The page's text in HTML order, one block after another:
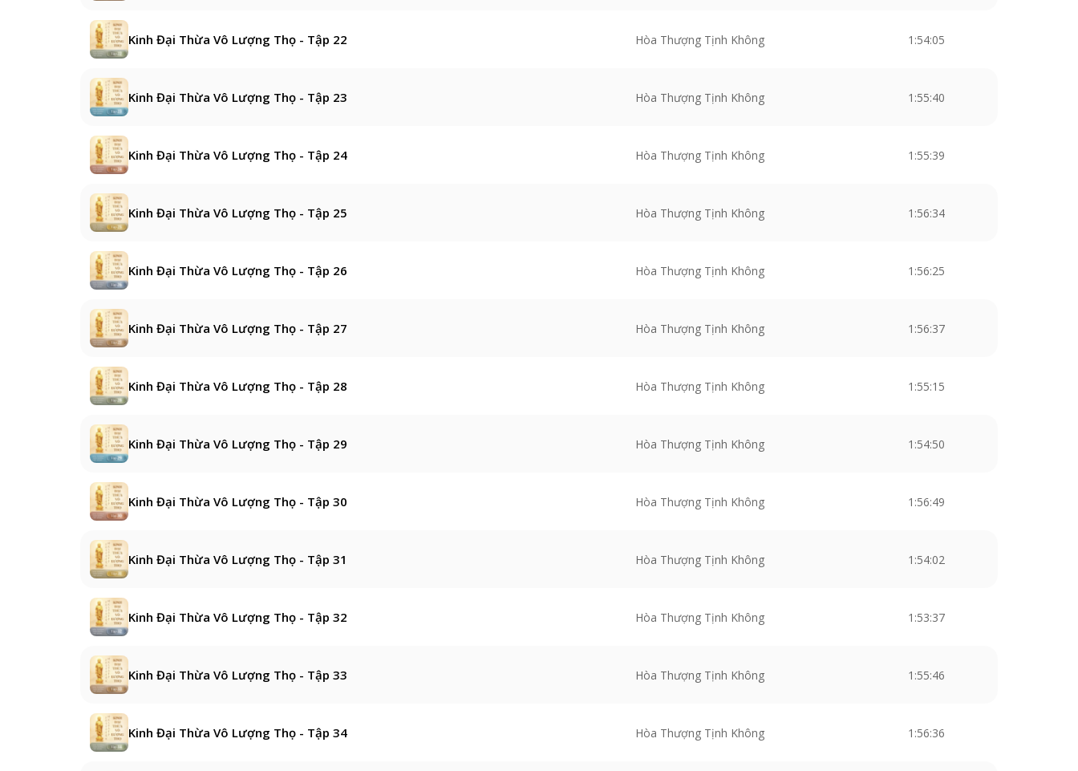
Kinh Đại Thừa Vô Lượng Thọ - Tập 22 Hòa Thượng Tịnh Không 1:54:05
Kinh Đại Thừa Vô Lượng Thọ - Tập 23 Hòa Thượng Tịnh Không 1:55:40
Kinh Đại Thừa Vô Lượng Thọ - Tập 24 Hòa Thượng Tịnh Không 1:55:39
Kinh Đại Thừa Vô Lượng Thọ - Tập 25 Hòa Thượng Tịnh Không 1:56:34
Kinh Đại Thừa Vô Lượng Thọ - Tập 26 Hòa Thượng Tịnh Không 1:56:25
Kinh Đại Thừa Vô Lượng Thọ - Tập 27 Hòa Thượng Tịnh Không 1:56:37
Kinh Đại Thừa Vô Lượng Thọ - Tập 28 Hòa Thượng Tịnh Không 1:55:15
Kinh Đại Thừa Vô Lượng Thọ - Tập 29 Hòa Thượng Tịnh Không 1:54:50
Kinh Đại Thừa Vô Lượng Thọ - Tập 30 Hòa Thượng Tịnh Không 1:56:49
Kinh Đại Thừa Vô Lượng Thọ - Tập 31 Hòa Thượng Tịnh Không 1:54:02
Kinh Đại Thừa Vô Lượng Thọ - Tập 32 Hòa Thượng Tịnh Không 1:53:37
Kinh Đại Thừa Vô Lượng Thọ - Tập 33 Hòa Thượng Tịnh Không 1:55:46
Kinh Đại Thừa Vô Lượng Thọ - Tập 34 Hòa Thượng Tịnh Không 1:56:36